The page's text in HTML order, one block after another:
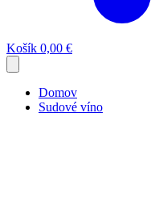
Košík 0,00 €
Domov
Sudové víno